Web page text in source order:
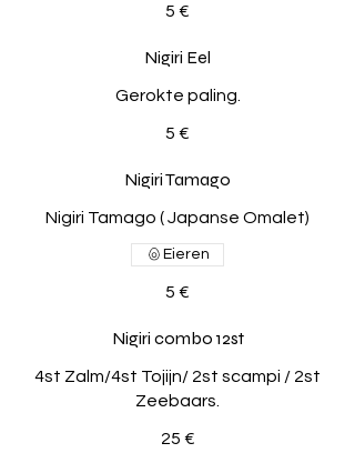
5 €
Nigiri Eel
Gerokte paling.
5 €
Nigiri Tamago
Nigiri Tamago ( Japanse Omalet)
5 €
Eieren
Nigiri combo 12st
4st Zalm/4st Tojijn/ 2st scampi / 2st
Zeebaars.
25 €